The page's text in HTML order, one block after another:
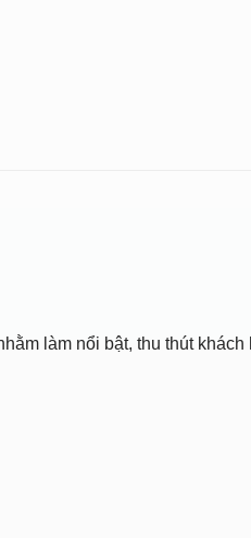
làm nổi bật, thu thút khách